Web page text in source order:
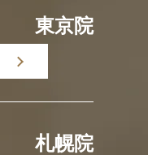
東京院
札幌院